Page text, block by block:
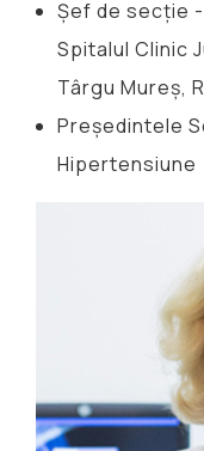
Șef de secție
Spitalul Clinic
Târgu Mureș,
Președintele
Hipertensiune